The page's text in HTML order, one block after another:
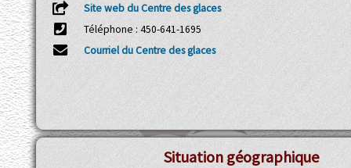
Site web du Centre des glaces
Téléphone : 450-641-1695
Courriel du Centre des glaces
Situation géographique